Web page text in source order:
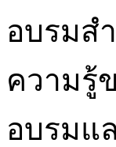
อบรมส
ความรู้
อบรมแ